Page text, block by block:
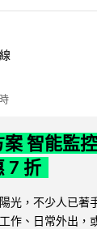
案 智能監
7 折
光，不少人已著
作、日常外出，